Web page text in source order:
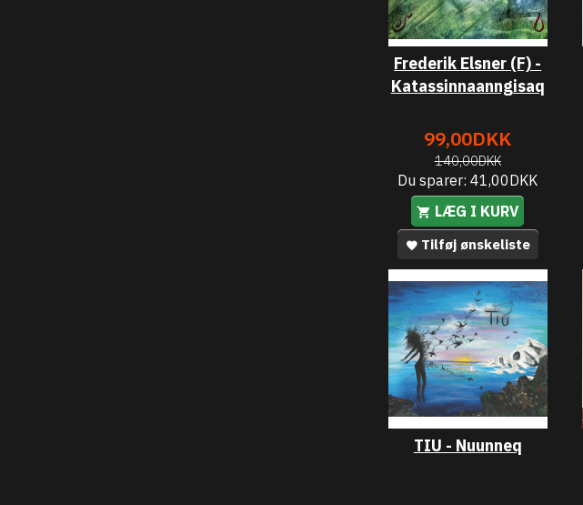
Frederik Elsner (F) -
Katassinnaanngisaq
99,00DKK
140,00DKK
Du sparer:41,00DKK
LÆG I KURV
Tilføj ønskeliste
TIU - Nuunneq